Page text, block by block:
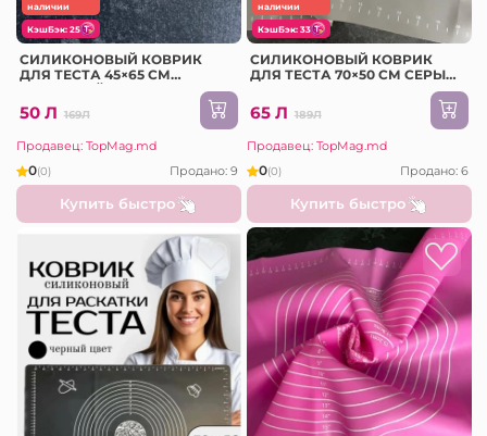
наличии
КэшБэк: 25
СИЛИКОНОВЫЙ КОВРИК
ДЛЯ ТЕСТА 45×65 СМ
50 Л 169Л
Продавец: TopMag.md
0(0) Продано: 9
Купить быстро
наличии
КэшБэк: 33
СИЛИКОНОВЫЙ КОВРИК
ДЛЯ ТЕСТА 70×50 СМ СЕРЫЙ
65 Л 189Л
Продавец: TopMag.md
0(0) Продано: 6
Купить быстро